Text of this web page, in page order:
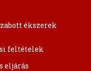
ékszerek
feltételek
eljárás